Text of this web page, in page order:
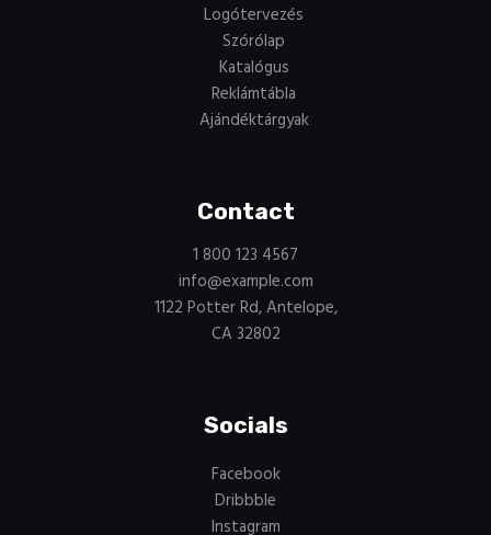
Logótervezés
Szórólap
Katalógus
Reklámtábla
Ajándéktárgyak
Contact
1 800 123 4567
info@example.com
1122 Potter Rd, Antelope,
CA 32802
Socials
Facebook
Dribbble
Instagram